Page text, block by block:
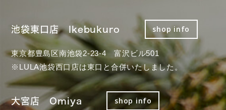
池袋東口店 Ikebukuro shop info
東京都豊島区南池袋2-23-4 富沢ビル501
※LULA池袋西口店は東口と合併いたしました。
大宮店 Omiya shop info